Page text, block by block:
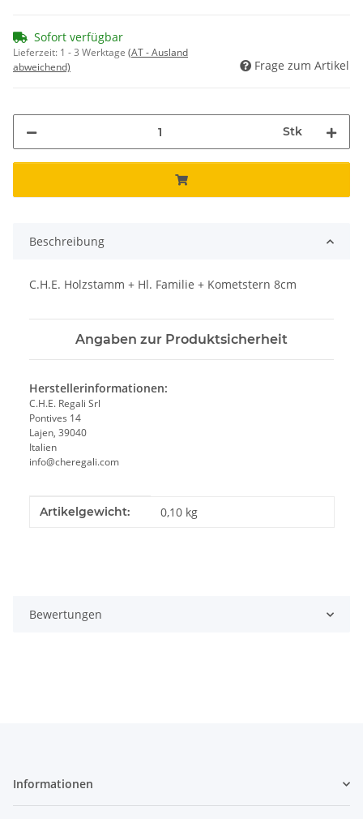
Sofort verfügbar
Lieferzeit: 1 - 3 Werktage (AT - Ausland
abweichend)
Frage zum Artikel
Stk
Beschreibung
C.H.E. Holzstamm + Hl. Familie + Kometstern 8cm
Angaben zur Produktsicherheit
Herstellerinformationen:
C.H.E. Regali Srl
Pontives 14
Lajen, 39040
Italien
info@cheregali.com
Produkteigenschaft
Wert
Artikelgewicht: 0,10 kg
Bewertungen
Informationen